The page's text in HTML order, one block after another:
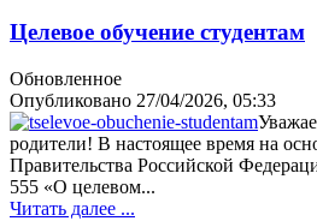
Целевое обучение студентам
Обновленное
Опубликовано 27/04/2026, 05:33
родители! В настоящее время на
Правительства Российской
555 «О целевом...
Читать далее ...